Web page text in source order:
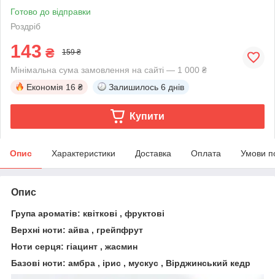
Готово до відправки
Роздріб
143 ₴ 159 ₴
Мінімальна сума замовлення на сайті — 1 000 ₴
Економія 16 ₴ Залишилось 6 днів
Купити
Опис Характеристики Доставка Оплата Умови
Опис
Група ароматів: квіткові , фруктові
Верхні ноти: айва , грейпфрут
Ноти серця: гіацинт , жасмин
Базові ноти: амбра , ірис , мускус , Вірджинський кедр